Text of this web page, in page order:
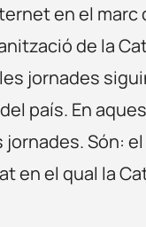
en el
de la
jornades
país. En
jornades. Són:
en el qual la